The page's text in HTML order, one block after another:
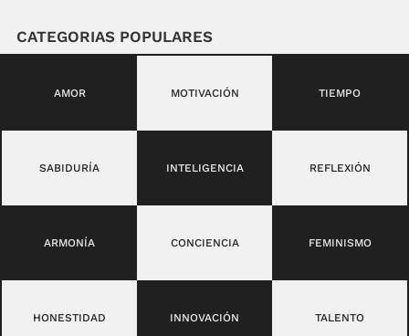
CATEGORIAS POPULARES
AMOR MOTIVACIÓN TIEMPO
SABIDURÍA INTELIGENCIA REFLEXIÓN
ARMONÍA CONCIENCIA FEMINISMO
HONESTIDAD INNOVACIÓN TALENTO